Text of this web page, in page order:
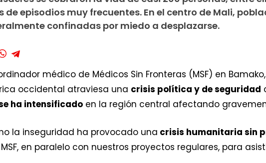
de episodios muy frecuentes. En el centro de Mali,
confinadas por miedo a desplazarse.
médico de Médicos Sin Fronteras (MSF) en
occidental atraviesa una crisis política y de seguridad
ha intensificado en la región central afectando
la inseguridad ha provocado una crisis humanitaria sin
en paralelo con nuestros proyectos regulares, para